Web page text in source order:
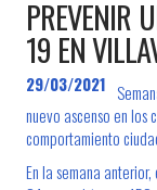
PREVENIR
19 EN
29/03/2021
nuevo ascenso en los
comportamiento
En la semana